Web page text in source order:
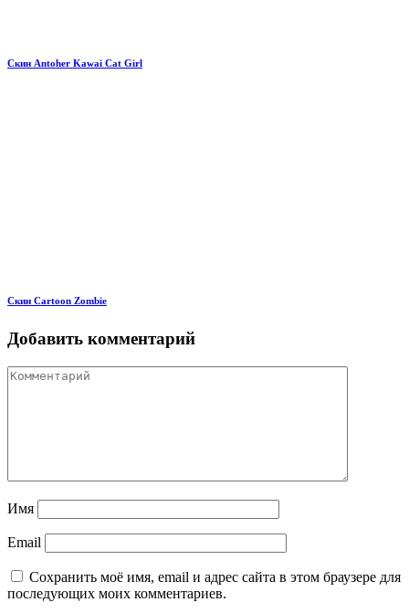
Скин Antoher Kawai Cat Girl
Скин Cartoon Zombie
Добавить комментарий
Имя
Email
Сохранить моё имя, email и адрес сайта в этом браузере для
последующих моих комментариев.